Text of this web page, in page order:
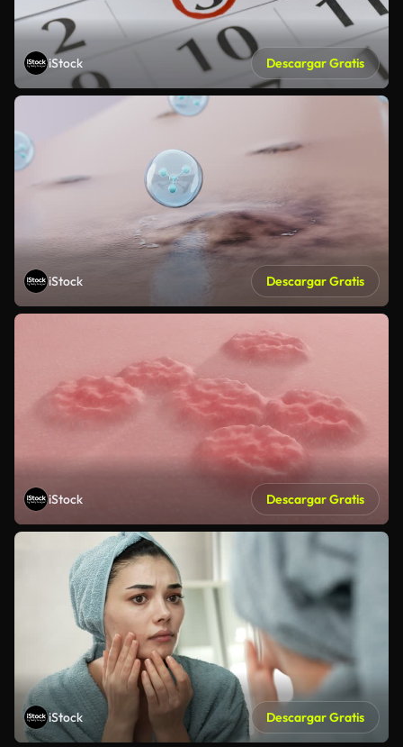
iStock Descargar Gratis
iStock Descargar Gratis
iStock Descargar Gratis
iStock Descargar Gratis